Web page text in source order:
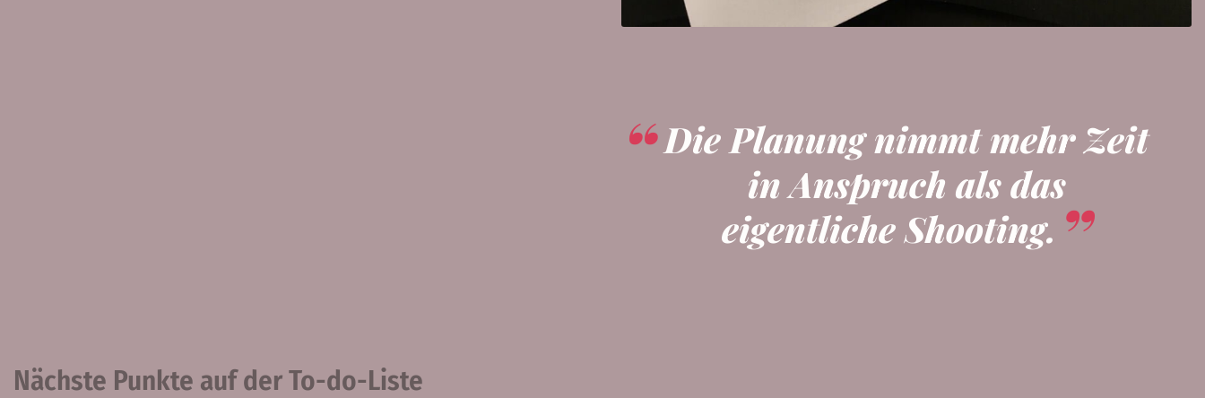
Die Planung nimmt mehr Zeit
in Anspruch als das
eigentliche Shooting.
Nächste Punkte auf der To-do-Liste